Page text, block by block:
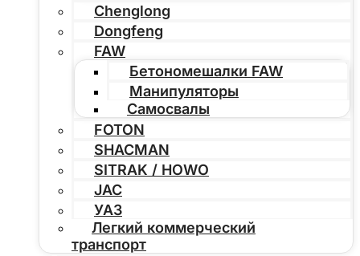
Chenglong
Dongfeng
FAW
Бетономешалки FAW
Манипуляторы
Самосвалы
FOTON
SHACMAN
SITRAK / HOWO
JAC
УАЗ
Легкий коммерческий
транспорт